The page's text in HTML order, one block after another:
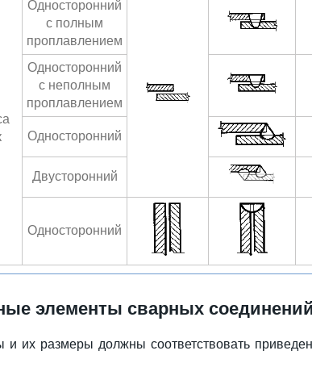
Односторонний
с полным
проплавлением
Односторонний
с неполным
проплавлением
Односторонний
Двусторонний
Односторонний
элементы сварных соединений
и их размеры должны соответствовать